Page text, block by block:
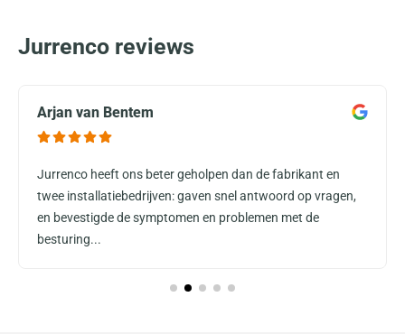
Jurrenco reviews
Arjan van Bentem
Jurrenco heeft ons beter geholpen dan de fabrikant en
twee installatiebedrijven: gaven snel antwoord op vragen,
en bevestigde de symptomen en problemen met de
besturing...